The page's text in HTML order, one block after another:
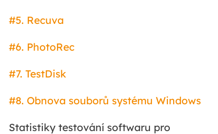
#5. Recuva
#6. PhotoRec
#7. TestDisk
#8. Obnova souborů systému Windows
Statistiky testování softwaru pro